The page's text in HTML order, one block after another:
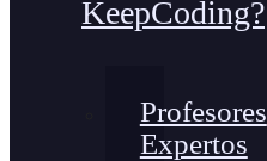
KeepCoding?
Profesores
Expertos